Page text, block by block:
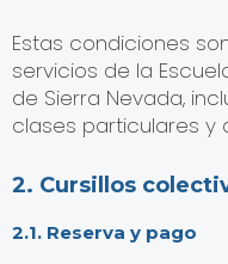
Estas condiciones
servicios de la
de Sierra Nevada,
clases particulares y
2. Cursillos
2.1. Reserva y pago